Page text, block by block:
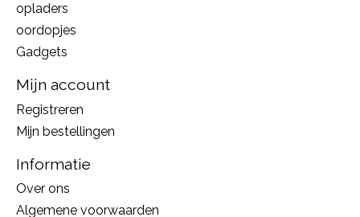
opladers
oordopjes
Gadgets
Mijn account
Registreren
Mijn bestellingen
Informatie
Over ons
Algemene voorwaarden